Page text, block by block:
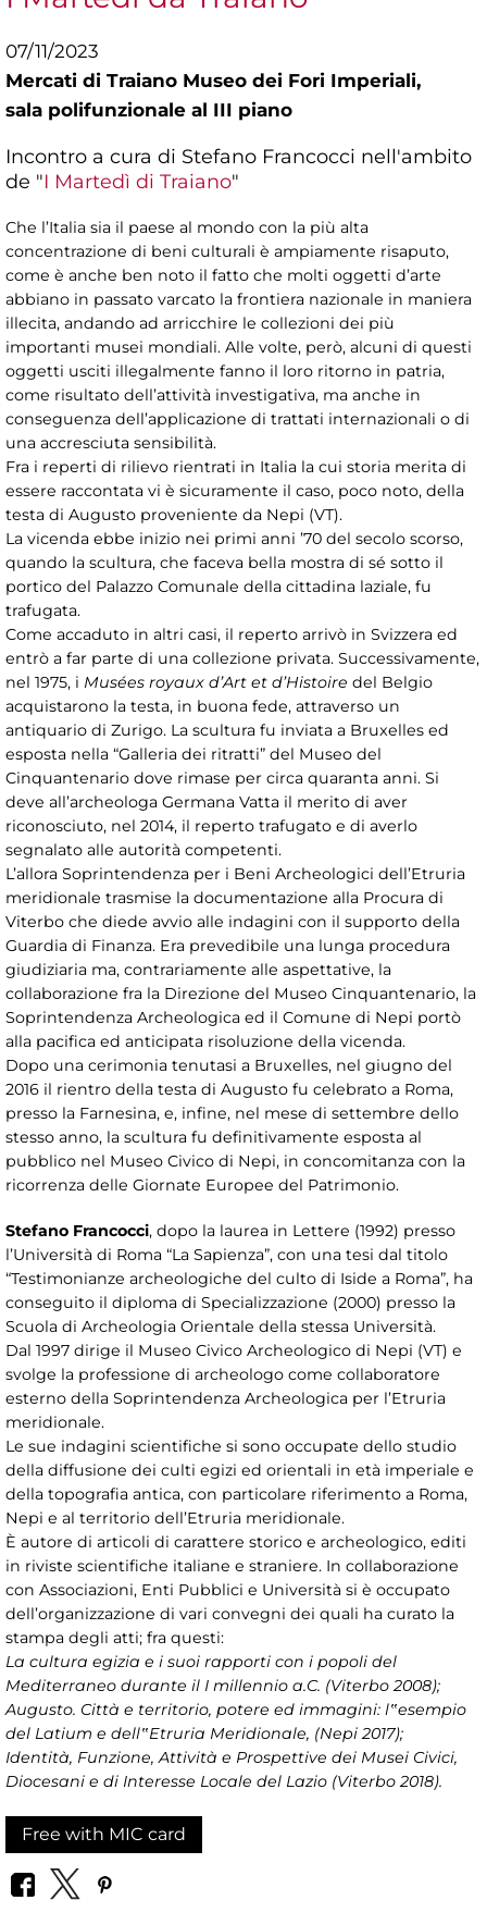
07/11/2023
Mercati di Traiano Museo dei Fori Imperiali,
sala polifunzionale al III piano
Incontro a cura di Stefano Francocci nell'ambito
de "I Martedì di Traiano"
Che l’Italia sia il paese al mondo con la più alta
concentrazione di beni culturali è ampiamente risaputo,
come è anche ben noto il fatto che molti oggetti d’arte
abbiano in passato varcato la frontiera nazionale in maniera
illecita, andando ad arricchire le collezioni dei più
importanti musei mondiali. Alle volte, però, alcuni di questi
oggetti usciti illegalmente fanno il loro ritorno in patria,
come risultato dell’attività investigativa, ma anche in
conseguenza dell’applicazione di trattati internazionali o di
una accresciuta sensibilità.
Fra i reperti di rilievo rientrati in Italia la cui storia merita di
essere raccontata vi è sicuramente il caso, poco noto, della
testa di Augusto proveniente da Nepi (VT).
La vicenda ebbe inizio nei primi anni ’70 del secolo scorso,
quando la scultura, che faceva bella mostra di sé sotto il
portico del Palazzo Comunale della cittadina laziale, fu
trafugata.
Come accaduto in altri casi, il reperto arrivò in Svizzera ed
entrò a far parte di una collezione privata. Successivamente,
nel 1975, i Musées royaux d’Art et d’Histoire del Belgio
acquistarono la testa, in buona fede, attraverso un
antiquario di Zurigo. La scultura fu inviata a Bruxelles ed
esposta nella “Galleria dei ritratti” del Museo del
Cinquantenario dove rimase per circa quaranta anni. Si
deve all’archeologa Germana Vatta il merito di aver
riconosciuto, nel 2014, il reperto trafugato e di averlo
segnalato alle autorità competenti.
L’allora Soprintendenza per i Beni Archeologici dell’Etruria
meridionale trasmise la documentazione alla Procura di
Viterbo che diede avvio alle indagini con il supporto della
Guardia di Finanza. Era prevedibile una lunga procedura
giudiziaria ma, contrariamente alle aspettative, la
collaborazione fra la Direzione del Museo Cinquantenario, la
Soprintendenza Archeologica ed il Comune di Nepi portò
alla pacifica ed anticipata risoluzione della vicenda.
Dopo una cerimonia tenutasi a Bruxelles, nel giugno del
2016 il rientro della testa di Augusto fu celebrato a Roma,
presso la Farnesina, e, infine, nel mese di settembre dello
stesso anno, la scultura fu definitivamente esposta al
pubblico nel Museo Civico di Nepi, in concomitanza con la
ricorrenza delle Giornate Europee del Patrimonio.
Stefano Francocci, dopo la laurea in Lettere (1992) presso
l’Università di Roma “La Sapienza”, con una tesi dal titolo
“Testimonianze archeologiche del culto di Iside a Roma”, ha
conseguito il diploma di Specializzazione (2000) presso la
Scuola di Archeologia Orientale della stessa Università.
Dal 1997 dirige il Museo Civico Archeologico di Nepi (VT) e
svolge la professione di archeologo come collaboratore
esterno della Soprintendenza Archeologica per l’Etruria
meridionale.
Le sue indagini scientifiche si sono occupate dello studio
della diffusione dei culti egizi ed orientali in età imperiale e
della topografia antica, con particolare riferimento a Roma,
Nepi e al territorio dell’Etruria meridionale.
È autore di articoli di carattere storico e archeologico, editi
in riviste scientifiche italiane e straniere. In collaborazione
con Associazioni, Enti Pubblici e Università si è occupato
dell’organizzazione di vari convegni dei quali ha curato la
stampa degli atti; fra questi:
La cultura egizia e i suoi rapporti con i popoli del
Mediterraneo durante il I millennio a.C. (Viterbo 2008);
Augusto. Città e territorio, potere ed immagini: l‟esempio
del Latium e dell‟Etruria Meridionale, (Nepi 2017);
Identità, Funzione, Attività e Prospettive dei Musei Civici,
Diocesani e di Interesse Locale del Lazio (Viterbo 2018).
Free with MIC card